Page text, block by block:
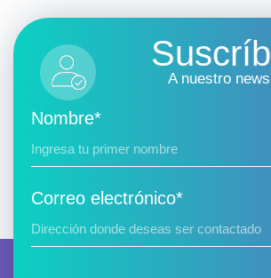
A nuestro
Nombre*
Correo electrónico*